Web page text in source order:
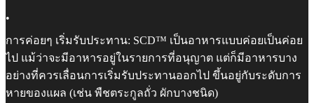
•
การค่อยๆ เริ่มรับประทาน: SCD™ เป็นอาหารแบบค่อยเป็นค่อย
ไป แม้ว่าจะมีอาหารอยู่ในรายการที่อนุญาต แต่ก็มีอาหารบาง
อย่างที่ควรเลื่อนการเริ่มรับประทานออกไป ขึ้นอยู่กับระดับการ
หายของแผล (เช่น พืชตระกูลถั่ว ผักบางชนิด)